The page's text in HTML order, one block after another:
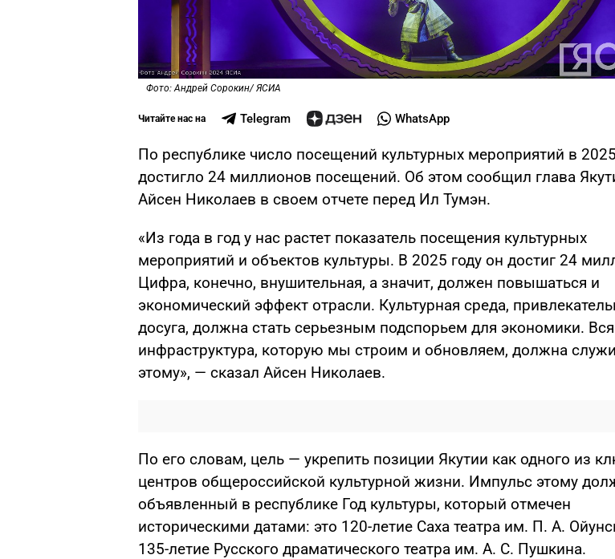
Фото: Андрей Сорокин/ ЯСИА
Читайте нас на Telegram WhatsApp
По республике число посещений культурных мероприятий в
достигло 24 миллионов посещений. Об этом сообщил глава
Айсен Николаев в своем отчете перед Ил Тумэн.
«Из года в год у нас растет показатель посещения культурных
мероприятий и объектов культуры. В 2025 году он достиг 24
Цифра, конечно, внушительная, а значит, должен повышаться и
экономический эффект отрасли. Культурная среда,
досуга, должна стать серьезным подспорьем для экономики. Вся
инфраструктура, которую мы строим и обновляем, должна
этому», — сказал Айсен Николаев.
По его словам, цель — укрепить позиции Якутии как одного из
центров общероссийской культурной жизни. Импульс этому
объявленный в республике Год культуры, который отмечен
историческими датами: это 120-летие Саха театра им. П. А.
135-летие Русского драматического театра им. А. С. Пушкина.